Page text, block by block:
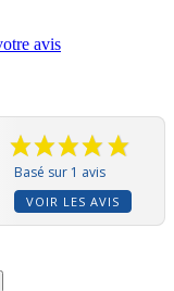
avis
Basé sur 1 avis
VOIR LES AVIS